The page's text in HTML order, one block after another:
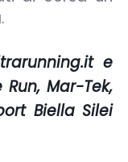
e
Mar-Tek,
Biella Silei